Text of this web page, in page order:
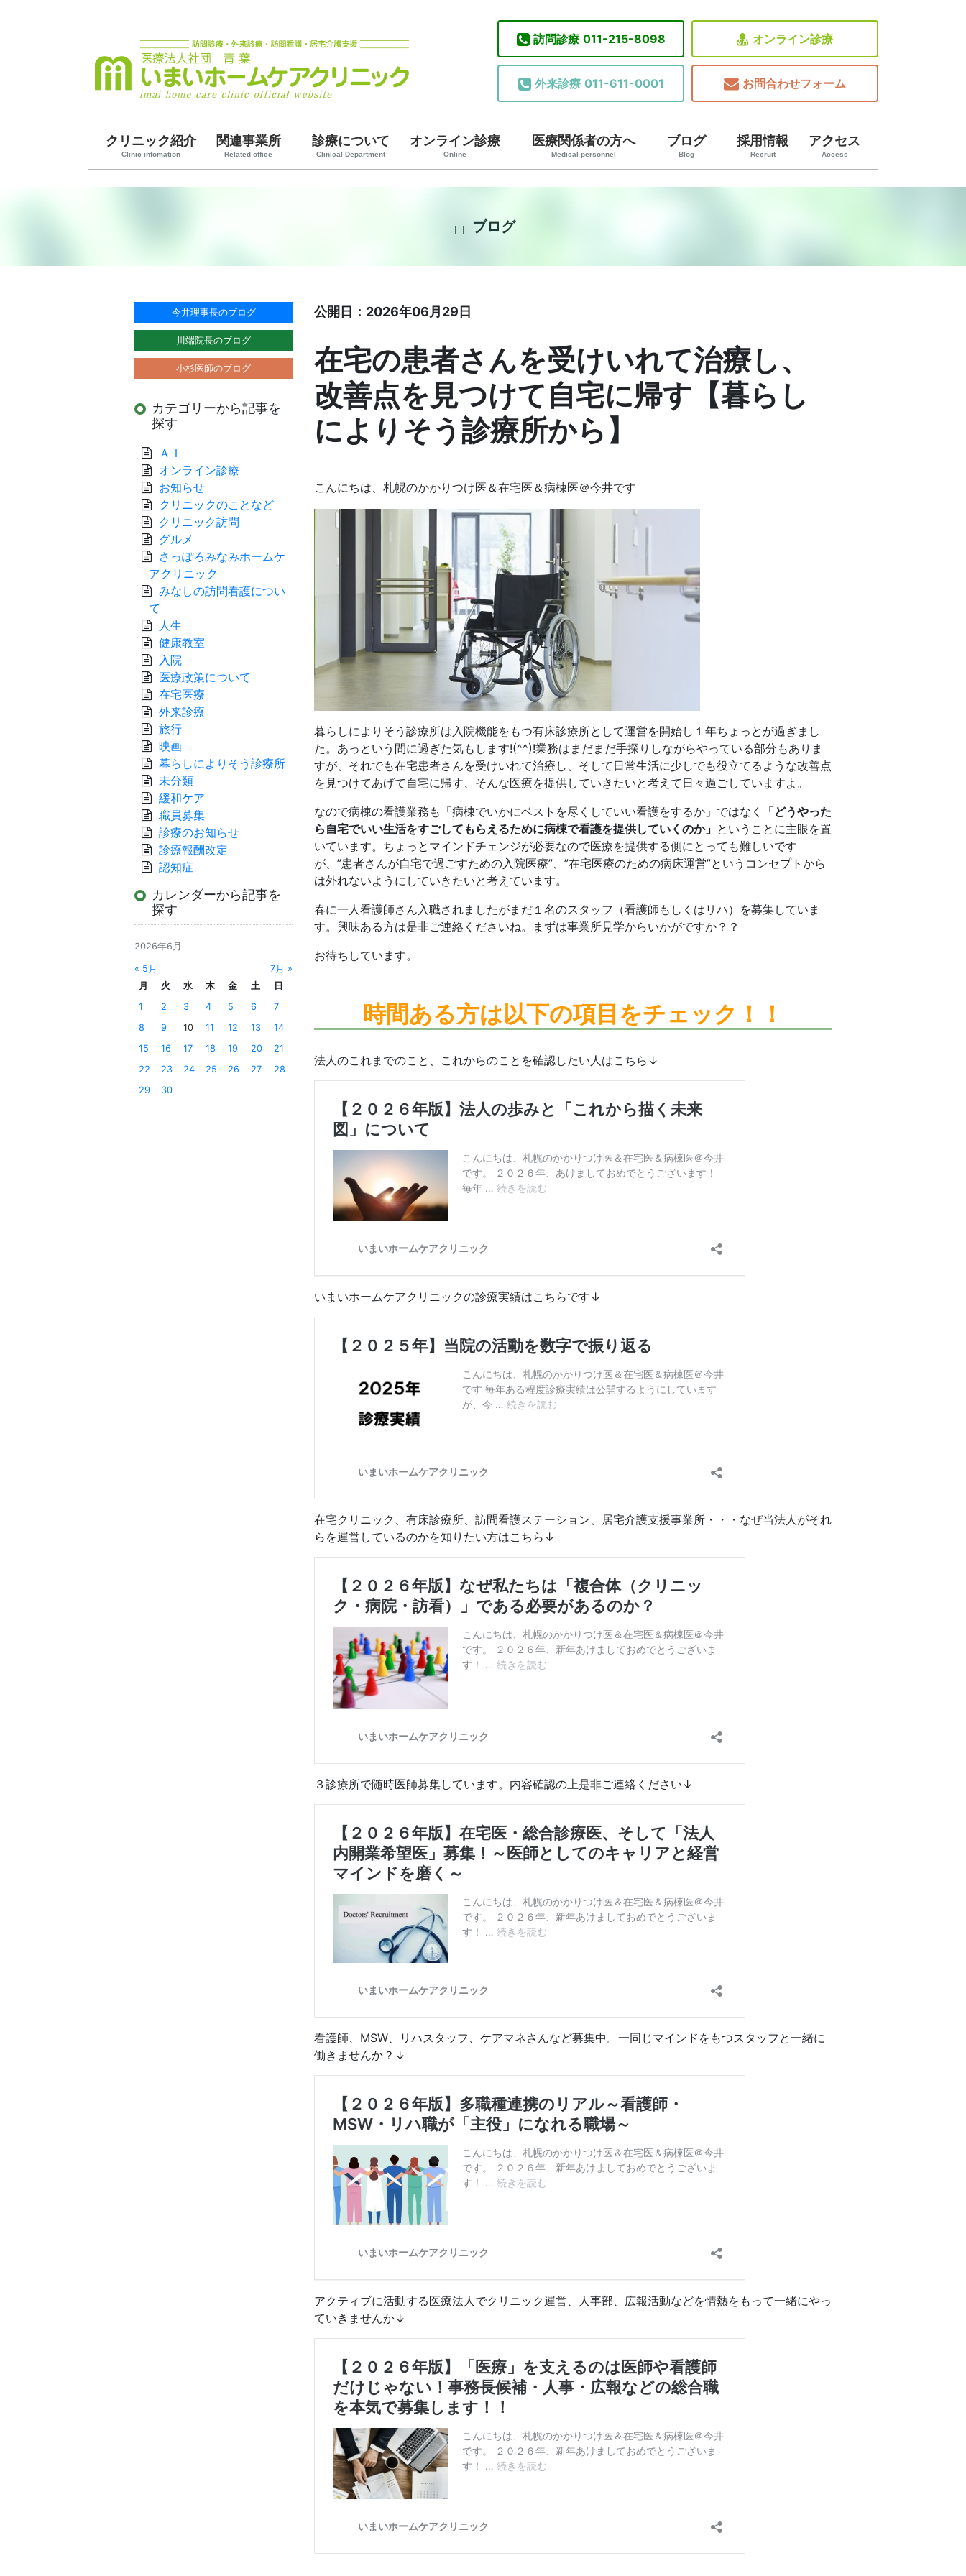
訪問診療 011-215-8098
外来診療 011-611-0001
オンライン診療
お問合わせフォーム
クリニック紹介
Clinic infomation
関連事業所
Related office
診療について
Clinical Department
オンライン診療
Online
医療関係者の方へ
Medical personnel
ブログ
Blog
採用情報
Recruit
アクセス
Access
ブログ
公開日：2026年06月29日
在宅の患者さんを受けいれて治療し、
改善点を見つけて自宅に帰す【暮らし
によりそう診療所から】
こんにちは、札幌のかかりつけ医＆在宅医＆病棟医＠今井です
暮らしによりそう診療所は入院機能をもつ有床診療所として運営を開始し１年ちょっとが過ぎまし
た。あっという間に過ぎた気もします!(^^)!業務はまだまだ手探りしながらやっている部分もありま
すが、それでも在宅患者さんを受けいれて治療し、そして日常生活に少しでも役立てるような改善点
を見つけてあげて自宅に帰す、そんな医療を提供していきたいと考えて日々過ごしていますよ。
なので病棟の看護業務も「病棟でいかにベストを尽くしていい看護をするか」ではなく
「どうやった
ら自宅でいい生活をすごしてもらえるために病棟で看護を提供していくのか」 ということに主眼を置
いています。ちょっとマインドチェンジが必要なので医療を提供する側にとっても難しいです
が、”患者さんが自宅で過ごすための入院医療”、”在宅医療のための病床運営”というコンセプトから
は外れないようにしていきたいと考えています。
春に一人看護師さん入職されましたがまだ１名のスタッフ（看護師もしくはリハ）を募集していま
す。興味ある方は是非ご連絡くださいね。まずは事業所見学からいかがですか？？
お待ちしています。
時間ある方は以下の項目をチェック！！
法人のこれまでのこと、これからのことを確認したい人はこちら↓
いまいホームケアクリニックの診療実績はこちらです↓
在宅クリニック、有床診療所、訪問看護ステーション、居宅介護支援事業所・・・なぜ当法人がそれ
らを運営しているのかを知りたい方はこちら↓
３診療所で随時医師募集しています。内容確認の上是非ご連絡ください↓
看護師、MSW、リハスタッフ、ケアマネさんなど募集中。一同じマインドをもつスタッフと一緒に
働きませんか？↓
アクティブに活動する医療法人でクリニック運営、人事部、広報活動などを情熱をもって一緒にやっ
ていきませんか↓
今井理事長のブログ
川端院長のブログ
小杉医師のブログ
カテゴリーから記事を
探す
ＡＩ
オンライン診療
お知らせ
クリニックのことなど
クリニック訪問
グルメ
さっぽろみなみホームケ
アクリニック
みなしの訪問看護につい
て
人生
健康教室
入院
医療政策について
在宅医療
外来診療
旅行
映画
暮らしによりそう診療所
未分類
緩和ケア
職員募集
診療のお知らせ
診療報酬改定
認知症
カレンダーから記事を
探す
2026年6月
« 5月
7月 »
月
火 水 木 金 土
日
1
2 3 4 5 6
7
8
9 10 11 12 13
14
15
16 17 18 19 20
21
22
23 24 25 26 27
28
29
30